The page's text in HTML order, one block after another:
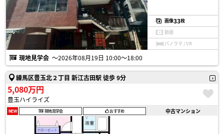
画像33枚
動画
パノラマ / VR
現地見学会 〜2026年08月19日 10:00〜18:00
練馬区豊玉北２丁目 新江古田駅 徒歩 9分
5,080万円
豊玉ハイライズ
NEW 現地見学会 おすすめ 中古マンション